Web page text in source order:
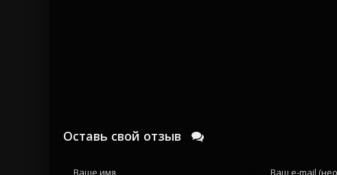
Оставь свой отзыв